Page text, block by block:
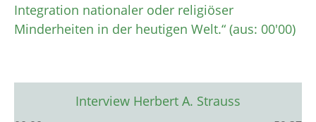
Integration nationaler oder religiöser
Minderheiten in der heutigen Welt.“ (aus: 00'00)
Interview Herbert A. Strauss